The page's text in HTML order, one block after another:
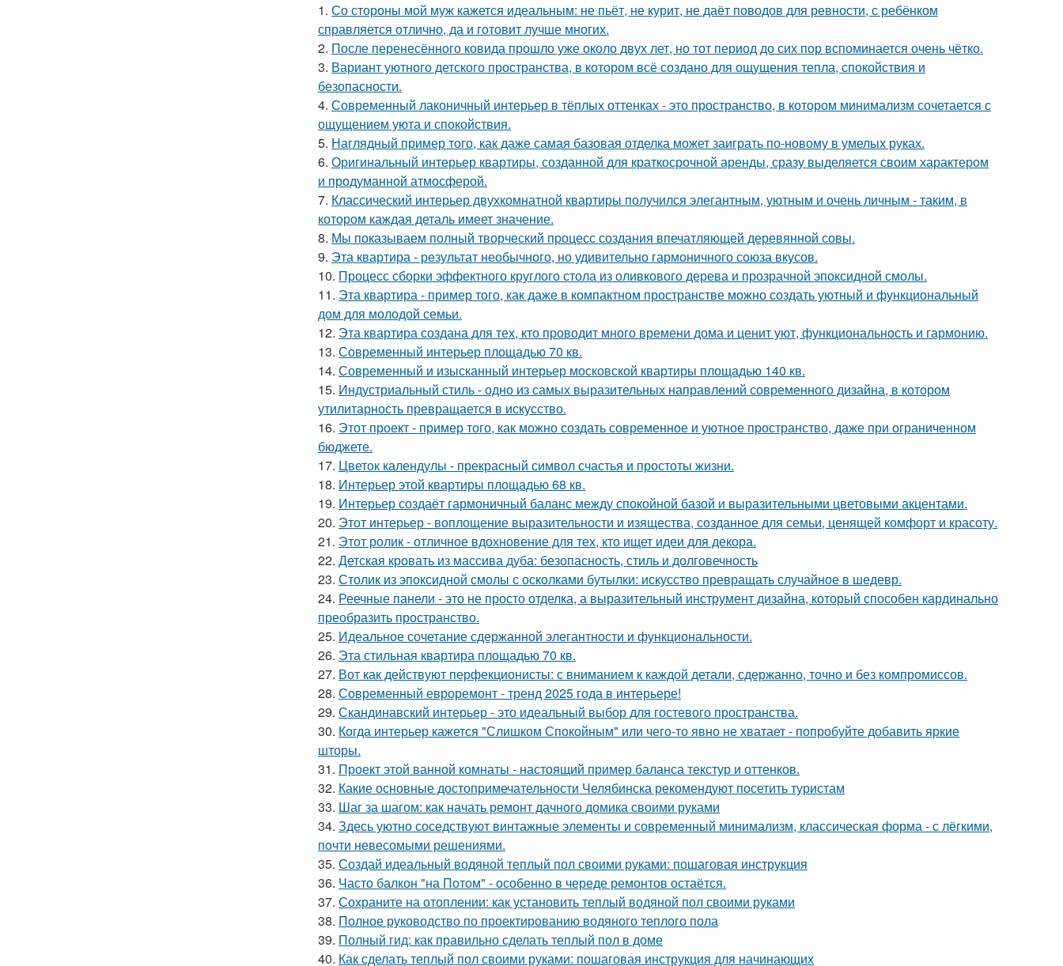
1. Со стороны мой муж кажется идеальным: не пьёт, не курит, не даёт поводов для ревности, с ребёнком
справляется отлично, да и готовит лучше многих.
2. После перенесённого ковида прошло уже около двух лет, но тот период до сих пор вспоминается очень чётко.
3. Вариант уютного детского пространства, в котором всё создано для ощущения тепла, спокойствия и
безопасности.
4. Современный лаконичный интерьер в тёплых оттенках - это пространство, в котором минимализм сочетается с
ощущением уюта и спокойствия.
5. Наглядный пример того, как даже самая базовая отделка может заиграть по-новому в умелых руках.
6. Оригинальный интерьер квартиры, созданной для краткосрочной аренды, сразу выделяется своим характером
и продуманной атмосферой.
7. Классический интерьер двухкомнатной квартиры получился элегантным, уютным и очень личным - таким, в
котором каждая деталь имеет значение.
8. Мы показываем полный творческий процесс создания впечатляющей деревянной совы.
9. Эта квартира - результат необычного, но удивительно гармоничного союза вкусов.
10. Процесс сборки эффектного круглого стола из оливкового дерева и прозрачной эпоксидной смолы.
11. Эта квартира - пример того, как даже в компактном пространстве можно создать уютный и функциональный
дом для молодой семьи.
12. Эта квартира создана для тех, кто проводит много времени дома и ценит уют, функциональность и гармонию.
13. Современный интерьер площадью 70 кв.
14. Современный и изысканный интерьер московской квартиры площадью 140 кв.
15. Индустриальный стиль - одно из самых выразительных направлений современного дизайна, в котором
утилитарность превращается в искусство.
16. Этот проект - пример того, как можно создать современное и уютное пространство, даже при ограниченном
бюджете.
17. Цветок календулы - прекрасный символ счастья и простоты жизни.
18. Интерьер этой квартиры площадью 68 кв.
19. Интерьер создаёт гармоничный баланс между спокойной базой и выразительными цветовыми акцентами.
20. Этот интерьер - воплощение выразительности и изящества, созданное для семьи, ценящей комфорт и красоту.
21. Этот ролик - отличное вдохновение для тех, кто ищет идеи для декора.
22. Детская кровать из массива дуба: безопасность, стиль и долговечность
23. Столик из эпоксидной смолы с осколками бутылки: искусство превращать случайное в шедевр.
24. Реечные панели - это не просто отделка, а выразительный инструмент дизайна, который способен кардинально
преобразить пространство.
25. Идеальное сочетание сдержанной элегантности и функциональности.
26. Эта стильная квартира площадью 70 кв.
27. Вот как действуют перфекционисты: с вниманием к каждой детали, сдержанно, точно и без компромиссов.
28. Современный евроремонт - тренд 2025 года в интерьере!
29. Скандинавский интерьер - это идеальный выбор для гостевого пространства.
30. Когда интерьер кажется "Слишком Спокойным" или чего-то явно не хватает - попробуйте добавить яркие
шторы.
31. Проект этой ванной комнаты - настоящий пример баланса текстур и оттенков.
32. Какие основные достопримечательности Челябинска рекомендуют посетить туристам
33. Шаг за шагом: как начать ремонт дачного домика своими руками
34. Здесь уютно соседствуют винтажные элементы и современный минимализм, классическая форма - с лёгкими,
почти невесомыми решениями.
35. Создай идеальный водяной теплый пол своими руками: пошаговая инструкция
36. Часто балкон "на Потом" - особенно в череде ремонтов остаётся.
37. Сохраните на отоплении: как установить теплый водяной пол своими руками
38. Полное руководство по проектированию водяного теплого пола
39. Полный гид: как правильно сделать теплый пол в доме
40. Как сделать теплый пол своими руками: пошаговая инструкция для начинающих